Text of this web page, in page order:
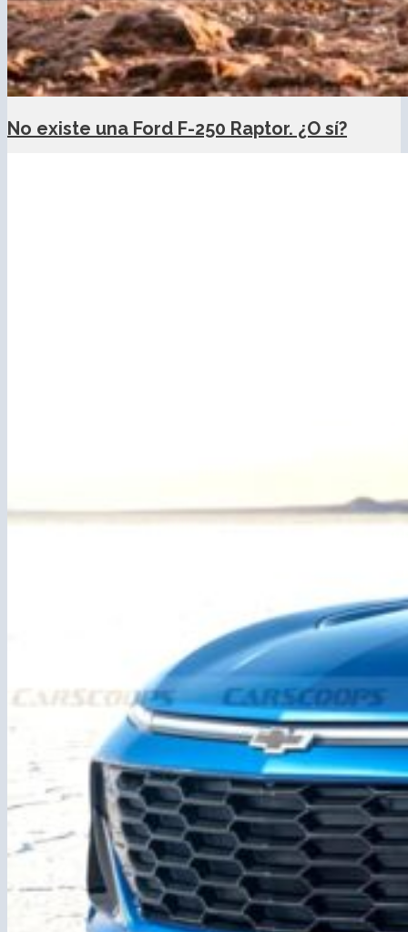
No existe una Ford F-250 Raptor. ¿O sí?